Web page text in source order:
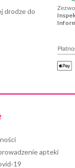
apteki
19
drodze do